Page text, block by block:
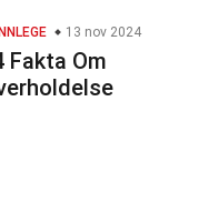
13 nov 2024
Fakta Om